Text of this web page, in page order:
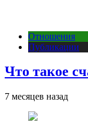
Отношения
Публикации
Что такое
7 месяцев назад